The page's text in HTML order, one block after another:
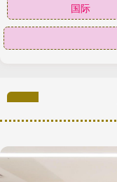
国际